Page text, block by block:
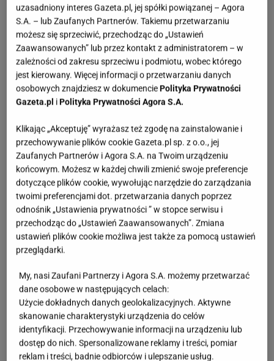
uzasadniony interes Gazeta.pl, jej spółki powiązanej – Agora
S.A. – lub Zaufanych Partnerów. Takiemu przetwarzaniu
możesz się sprzeciwić, przechodząc do „Ustawień
Zaawansowanych” lub przez kontakt z administratorem – w
zależności od zakresu sprzeciwu i podmiotu, wobec którego
jest kierowany. Więcej informacji o przetwarzaniu danych
osobowych znajdziesz w dokumenciePolityka Prywatności
Gazeta.pl iPolityka Prywatności Agora S.A.
Klikając „Akceptuję” wyrażasz też zgodę na zainstalowanie i
przechowywanie plików cookie Gazeta.pl sp. z o.o., jej
Zaufanych Partnerów i Agora S.A. na Twoim urządzeniu
końcowym. Możesz w każdej chwili zmienić swoje preferencje
dotyczące plików cookie, wywołując narzędzie do zarządzania
twoimi preferencjami dot. przetwarzania danych poprzez
odnośnik „Ustawienia prywatności ” w stopce serwisu i
przechodząc do „Ustawień Zaawansowanych”. Zmiana
ustawień plików cookie możliwa jest także za pomocą ustawień
przeglądarki.
My, nasi Zaufani Partnerzy i Agora S.A. możemy przetwarzać
dane osobowe w następujących celach:
Użycie dokładnych danych geolokalizacyjnych. Aktywne
skanowanie charakterystyki urządzenia do celów
identyfikacji. Przechowywanie informacji na urządzeniu lub
dostęp do nich. Spersonalizowane reklamy i treści, pomiar
reklam i treści, badnie odbiorców i ulepszanie usług.